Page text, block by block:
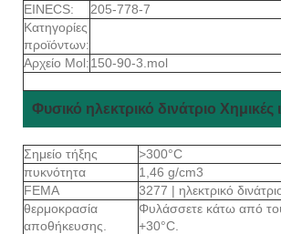
EINECS:
205-778-7
Κατηγορίες
προϊόντων:
Αρχείο Mol:150-90-3.mol
Φυσικό ηλεκτρικό δινάτριο Χημικές
Σημείο τήξης
>300°C
πυκνότητα
1,46 g/cm3
FEMA
3277 | ηλεκτρικό
θερμοκρασία
αποθήκευσης.
Φυλάσσετε κάτω από
+30°C.